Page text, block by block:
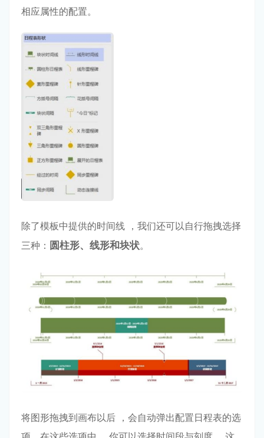
相应属性的配置。
除了模板中提供的时间线 ，我们还可以⾃⾏拖拽选择
三种： 圆柱形、线形和块状。
将图形拖拽到画布以后 ，会⾃动弹出配置⽇程表的选